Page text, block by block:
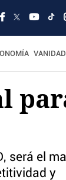
VANIDAD
será el
y